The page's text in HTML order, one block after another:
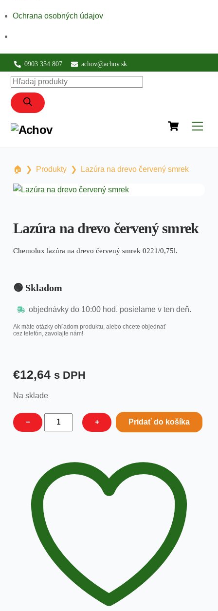
Ochrana osobných údajov
Skip
to
content
0903 354 807 achov@achov.sk
Products
search
Cart
🏠︎ ❯ Produkty ❯ Lazúra na drevo červený smrek
Lazúra na drevo červený smrek
Chemolux lazúra na drevo červený smrek 0221/0,75l.
🟢 Skladom
objednávky do 10:00 hod. posielame v ten deň.
Ak máte otázky ohľadom produktu, alebo chcete objednať
cez telefón, zavolajte nám!
€12,64 s DPH
Na sklade
−
množstvo
Lazúra
červený
smrek
+ Pridať do košíka